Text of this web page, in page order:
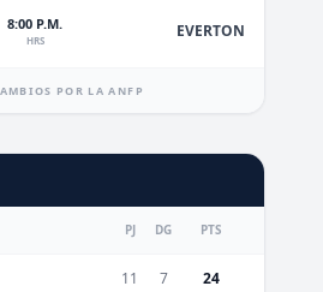
8:00 P.M.
HRS EVERTON
POR LA ANFP
PJ DG PTS
11 7 24